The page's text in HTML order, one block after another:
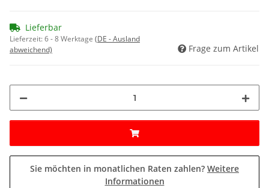
Lieferbar
Lieferzeit:6 - 8 Werktage (DE - Ausland
abweichend)
Frage zum Artikel
Sie möchten in monatlichen Raten zahlen? Weitere
Informationen